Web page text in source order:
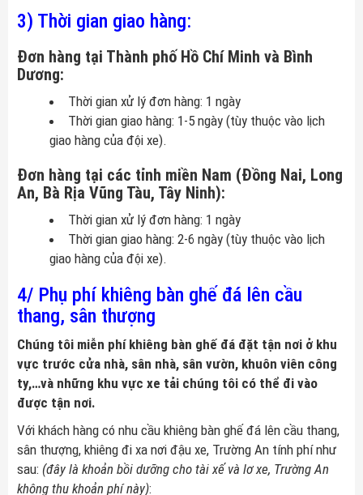
3) Thời gian giao hàng:
Đơn hàng tại Thành phố Hồ Chí Minh và Bình
Dương:
Thời gian xử lý đơn hàng: 1 ngày
Thời gian giao hàng: 1-5 ngày (tùy thuộc vào lịch
giao hàng của đội xe).
Đơn hàng tại các tỉnh miền Nam (Đồng Nai, Long
An, Bà Rịa Vũng Tàu, Tây Ninh):
Thời gian xử lý đơn hàng: 1 ngày
Thời gian giao hàng: 2-6 ngày (tùy thuộc vào lịch
giao hàng của đội xe).
4/ Phụ phí khiêng bàn ghế đá lên cầu
thang, sân thượng
Chúng tôi miễn phí khiêng bàn ghế đá đặt tận nơi ở khu
vực trước cửa nhà, sân nhà, sân vườn, khuôn viên công
ty,…và những khu vực xe tải chúng tôi có thể đi vào
được tận nơi.
Với khách hàng có nhu cầu khiêng bàn ghế đá lên cầu thang,
sân thượng, khiêng đi xa nơi đậu xe, Trường An tính phí như
sau: (đây là khoản bồi dưỡng cho tài xế và lơ xe, Trường An
không thu khoản phí này):